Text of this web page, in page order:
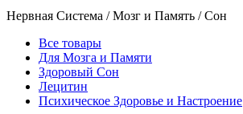
Нервная Система / Мозг и Память / Сон
Все товары
Для Мозга и Памяти
Здоровый Сон
Лецитин
Психическое Здоровье и Настроение